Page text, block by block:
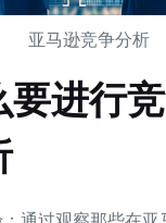
亚马逊竞争分析
要进行